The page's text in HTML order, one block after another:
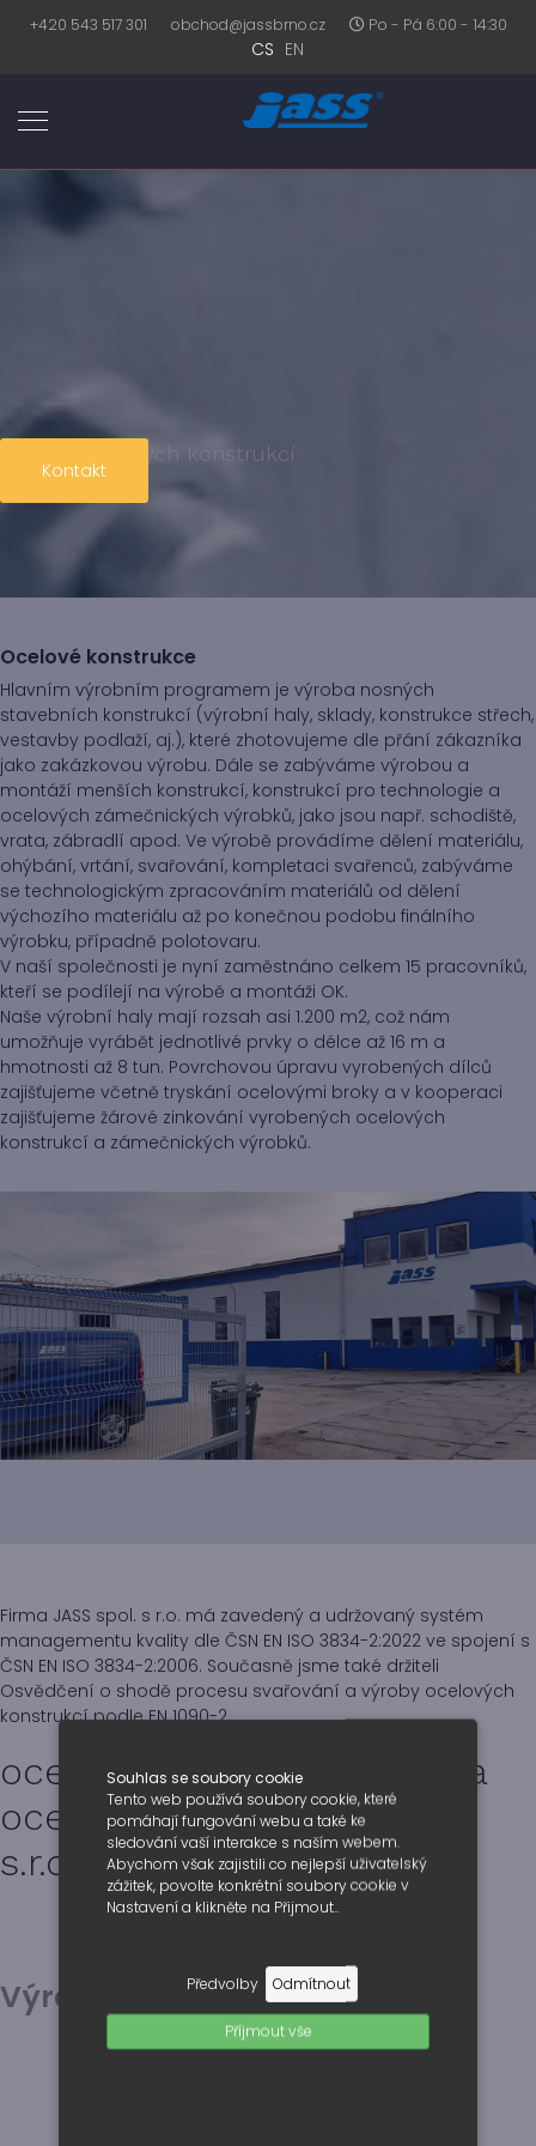
Souhlas se soubory cookie
Tento web používá soubory cookie, které
pomáhají fungování webu a také ke
sledování vaší interakce s naším webem.
Abychom však zajistili co nejlepší uživatelský
zážitek, povolte konkrétní soubory cookie v
Nastavení a klikněte na Přijmout..
Předvolby Odmítnout
Příjmout vše
+420 543 517 301 obchod@jassbrno.cz Po - Pá 6:00 - 14:30
CS EN
Výroba ocelových konstrukcí
Kontakt
Ocelové konstrukce
Hlavním výrobním programem je výroba nosných
stavebních konstrukcí (výrobní haly, sklady, konstrukce střech,
vestavby podlaží, aj.), které zhotovujeme dle přání zákazníka
jako zakázkovou výrobu. Dále se zabýváme výrobou a
montáží menších konstrukcí, konstrukcí pro technologie a
ocelových zámečnických výrobků, jako jsou např. schodiště,
vrata, zábradlí apod. Ve výrobě provádíme dělení materiálu,
ohýbání, vrtání, svařování, kompletaci svařenců, zabýváme
se technologickým zpracováním materiálů od dělení
výchozího materiálu až po konečnou podobu finálního
výrobku, případně polotovaru.
V naší společnosti je nyní zaměstnáno celkem 15 pracovníků,
kteří se podílejí na výrobě a montáži OK.
Naše výrobní haly mají rozsah asi 1.200 m2, což nám
umožňuje vyrábět jednotlivé prvky o délce až 16 m a
hmotnosti až 8 tun. Povrchovou úpravu vyrobených dílců
zajišťujeme včetně tryskání ocelovými broky a v kooperaci
zajišťujeme žárové zinkování vyrobených ocelových
konstrukcí a zámečnických výrobků.
Firma JASS spol. s r.o. má zavedený a udržovaný systém
managementu kvality dle ČSN EN ISO 3834-2:2022 ve spojení s
ČSN EN ISO 3834-2:2006. Současně jsme také držiteli
Osvědčení o shodě procesu svařování a výroby ocelových
konstrukcí podle EN 1090-2.
ocelové konstrukce, výroba
ocelových konstrukcí Jass
s.r.o.
Výrobní závod Otnice